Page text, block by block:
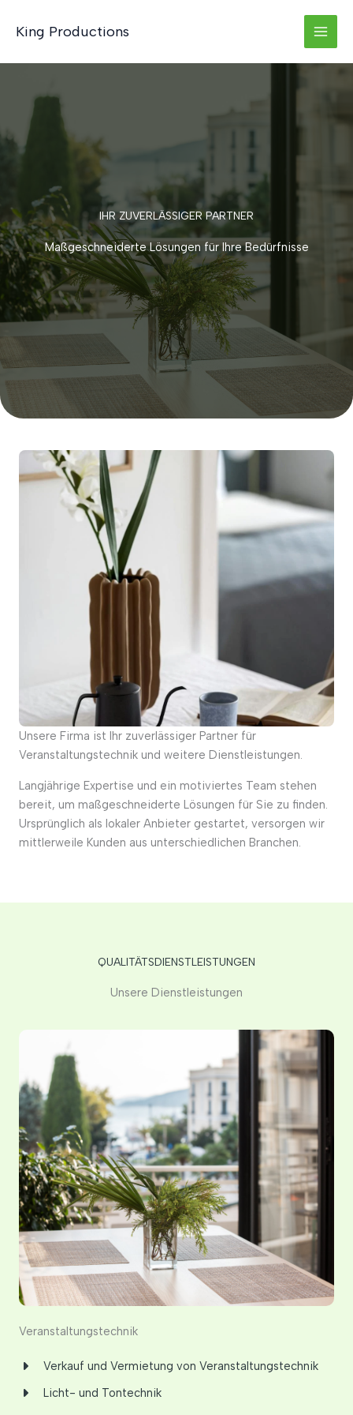
InhaltKing Productions
IHR ZUVERLÄSSIGER PARTNER
Maßgeschneiderte Lösungen für Ihre Bedürfnisse
Unsere Firma ist Ihr zuverlässiger Partner für
Veranstaltungstechnik und weitere Dienstleistungen.
Langjährige Expertise und ein motiviertes Team stehen
bereit, um maßgeschneiderte Lösungen für Sie zu finden.
Ursprünglich als lokaler Anbieter gestartet, versorgen wir
mittlerweile Kunden aus unterschiedlichen Branchen.
QUALITÄTSDIENSTLEISTUNGEN
Unsere Dienstleistungen
Veranstaltungstechnik
Verkauf und Vermietung von Veranstaltungstechnik
Licht- und Tontechnik